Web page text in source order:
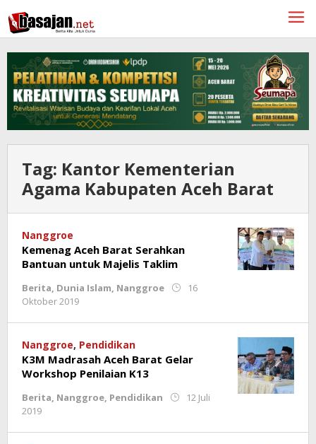
ke
konten
Tag: Kantor Kementerian
Agama Kabupaten Aceh Barat
Nanggroe
Kemenag Aceh Barat Serahkan
Bantuan untuk Majelis Taklim
Berita, Dunia Islam, Nanggroe
16
Oktober 2019
Trisnamal
Nanggroe, Pendidikan
K3M Madrasah Aceh Barat Gelar
Workshop Penilaian K13
Berita, Nanggroe, Pendidikan
12 Juli
2019
Trisnamal